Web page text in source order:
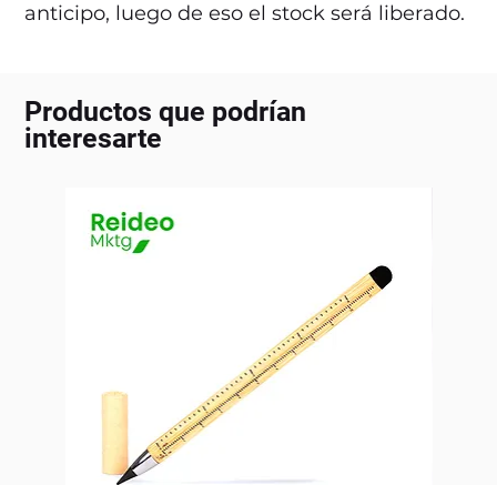
anticipo, luego de eso el stock será liberado.
Productos que podrían
interesarte